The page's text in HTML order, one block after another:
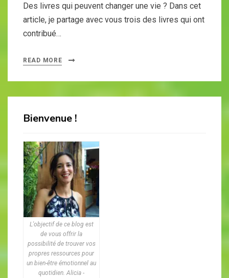
Des livres qui peuvent changer une vie ? Dans cet
article, je partage avec vous trois des livres qui ont
contribué…
READ MORE
Bienvenue !
L'objectif de ce blog est
de vous offrir la
possibilité de trouver vos
propres ressources pour
un bien-être émotionnel au
quotidien. Alicia -